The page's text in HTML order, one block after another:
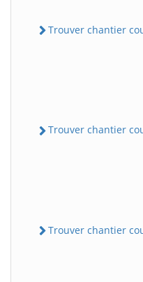
Trouver chantier
Trouver chantier
Trouver chantier